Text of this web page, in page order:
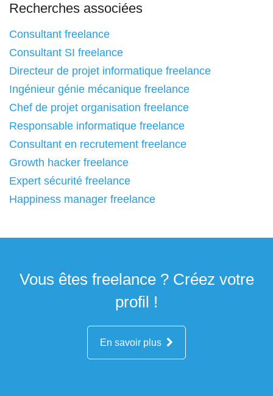
Recherches associées
Consultant freelance
Consultant SI freelance
Directeur de projet informatique freelance
Ingénieur génie mécanique freelance
Chef de projet organisation freelance
Responsable informatique freelance
Consultant en recrutement freelance
Growth hacker freelance
Expert sécurité freelance
Happiness manager freelance
Vous êtes freelance ? Créez votre
profil !
En savoir plus